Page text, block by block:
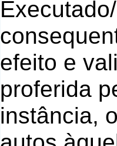
efeito e
proferida
instância,